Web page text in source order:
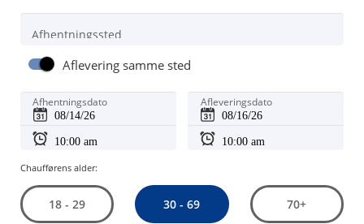
Afhentningssted
Aflevering samme sted
Afhentningsdato Afleveringsdato
Chaufførens alder:
18 - 29 30 - 69 70+